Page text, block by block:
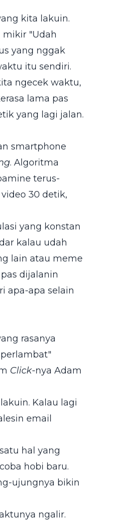
kita lakuin.
mikir "Udah
yang nggak
itu sendiri.
ngecek waktu,
lama pas
yang lagi jalan.
smartphone
. Algoritma
terus-
30 detik,
yang konstan
kalau udah
lain atau meme
dijalanin
apa-apa selain
rasanya
Click-nya Adam
Kalau lagi
email
hal yang
hobi baru.
ujungnya bikin
ngalir.